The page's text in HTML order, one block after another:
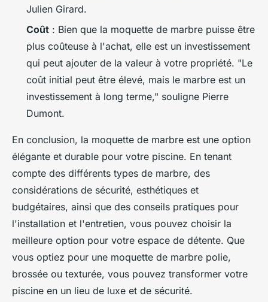
Julien Girard.
Coût : Bien que la moquette de marbre puisse être
plus coûteuse à l'achat, elle est un investissement
qui peut ajouter de la valeur à votre propriété. "Le
coût initial peut être élevé, mais le marbre est un
investissement à long terme," souligne Pierre
Dumont.
En conclusion, la moquette de marbre est une option
élégante et durable pour votre piscine. En tenant
compte des différents types de marbre, des
considérations de sécurité, esthétiques et
budgétaires, ainsi que des conseils pratiques pour
l'installation et l'entretien, vous pouvez choisir la
meilleure option pour votre espace de détente. Que
vous optiez pour une moquette de marbre polie,
brossée ou texturée, vous pouvez transformer votre
piscine en un lieu de luxe et de sécurité.